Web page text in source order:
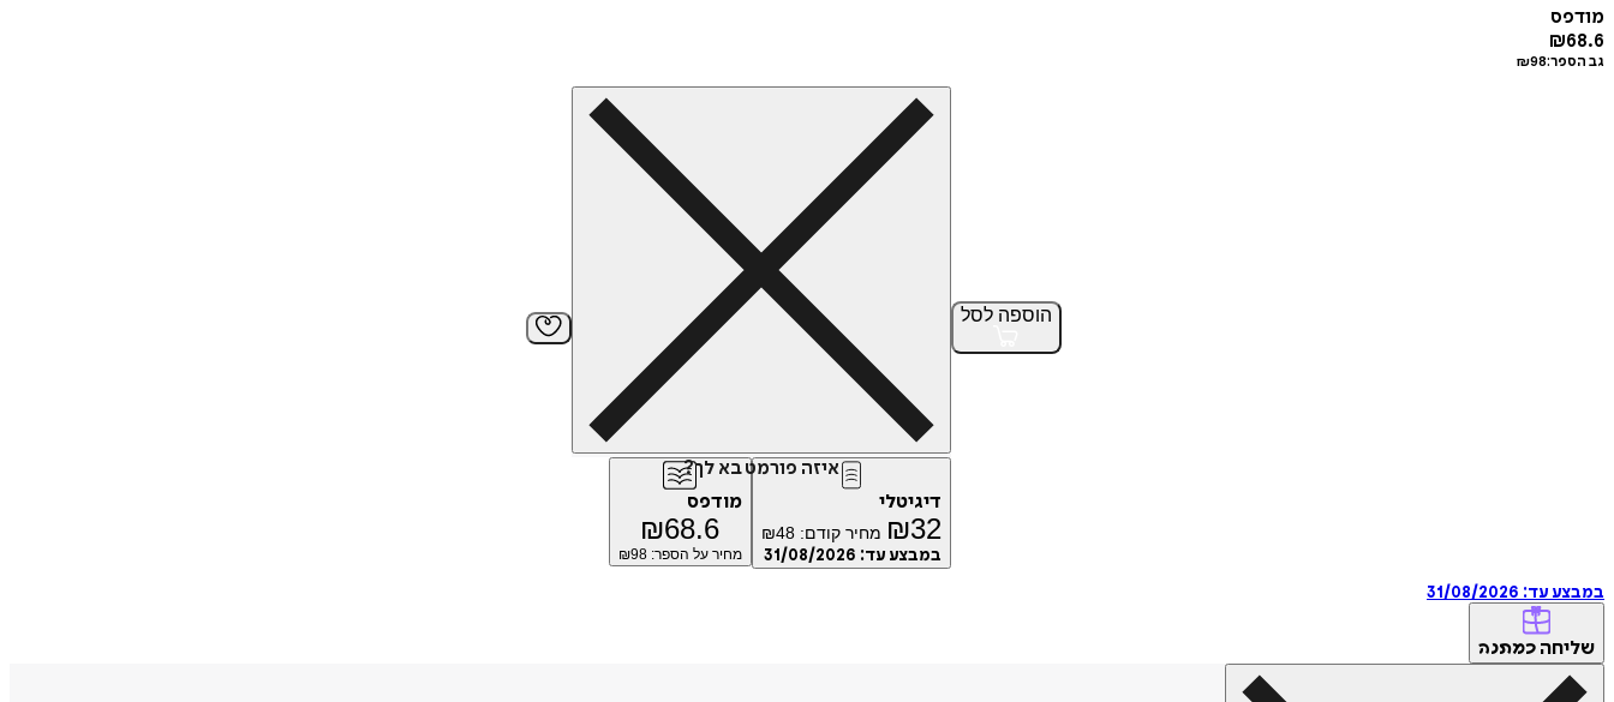
מודפס
₪68.6
גב הספר: ₪98
הוספה לסל
איזה פורמט בא לך?
דיגיטלי
₪32 מחיר קודם: ₪48
במבצע עד: 31/08/2026
מודפס
₪68.6
מחיר על הספר: ₪98
במבצע עד: 31/08/2026
שליחה כמתנה